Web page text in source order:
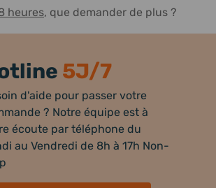
heures, que demander de plus ?
5J/7
d'aide pour passer votre
? Notre équipe est à
écoute par téléphone du
au Vendredi de 8h à 17h Non-